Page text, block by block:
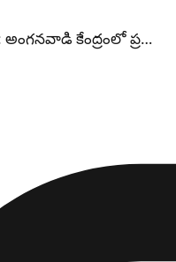
కేంద్రంలో ప్ర…